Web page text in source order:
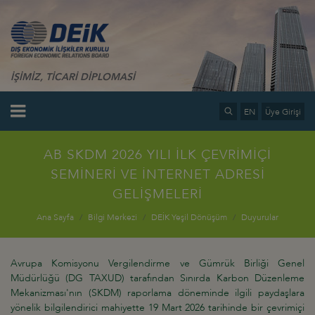
İŞİMİZ, TİCARİ DİPLOMASİ
EN Üye Girişi
AB SKDM 2026 YILI İLK ÇEVRİMİÇİ
SEMİNERİ VE İNTERNET ADRESİ
GELİŞMELERİ
Ana Sayfa Bilgi Merkezi DEİK Yeşil Dönüşüm Duyurular
Avrupa Komisyonu Vergilendirme ve Gümrük Birliği Genel
Müdürlüğü (DG TAXUD) tarafından Sınırda Karbon Düzenleme
Mekanizması'nın (SKDM) raporlama döneminde ilgili paydaşlara
yönelik bilgilendirici mahiyette 19 Mart 2026 tarihinde bir çevrimiçi